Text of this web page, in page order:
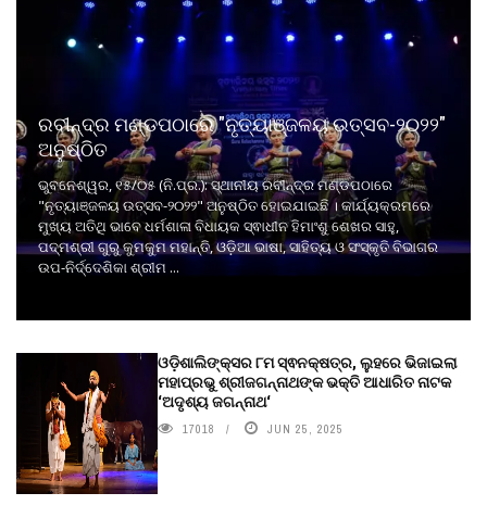
ରବୀନ୍ଦ୍ର ମଣ୍ଡପଠାରେ "ନୃତ୍ୟାଞ୍ଜଳୟ ଉତ୍ସବ-୨୦୨୨"
ଅନୁଷ୍ଠିତ
ଭୁବନେଶ୍ୱର, ୧୫/୦୫ (ନି.ପ୍ର.): ସ୍ଥାନୀୟ ରବୀନ୍ଦ୍ର ମଣ୍ଡପଠାରେ
"ନୃତ୍ୟାଞ୍ଜଳୟ ଉତ୍ସବ-୨୦୨୨" ଅନୁଷ୍ଠିତ ହୋଇଯାଇଛି । କାର୍ଯ୍ୟକ୍ରମରେ
ମୁଖ୍ୟ ଅତିଥି ଭାବେ ଧର୍ମଶାଳା ବିଧାୟକ ସ୍ଵାଧୀନ ହିମାଂଶୁ ଶେଖର ସାହୁ,
ପଦ୍ମଶ୍ରୀ ଗୁରୁ କୁମକୁମ ମହାନ୍ତି, ଓଡ଼ିଆ ଭାଷା, ସାହିତ୍ୟ ଓ ସଂସ୍କୃତି ବିଭାଗର
ଉପ-ନିର୍ଦ୍ଦେଶିକା ଶ୍ରୀମ ...
ଓଡ଼ିଶାଲିଙ୍କ୍ସର ୮ମ ସ୍ଵନକ୍ଷତ୍ର, ଲୁହରେ ଭିଜାଇଲା
ମହାପ୍ରଭୁ ଶ୍ରୀଜଗନ୍ନାଥଙ୍କ ଭକ୍ତି ଆଧାରିତ ନାଟକ
‘ଅଦୃଶ୍ୟ ଜଗନ୍ନାଥ‘
17018 JUN 25, 2025